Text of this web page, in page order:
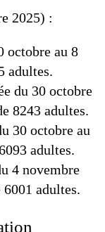
2025) :
octobre au 8
adultes.
du 30 octobre
8243 adultes.
30 octobre au
adultes.
4 novembre
6001 adultes.